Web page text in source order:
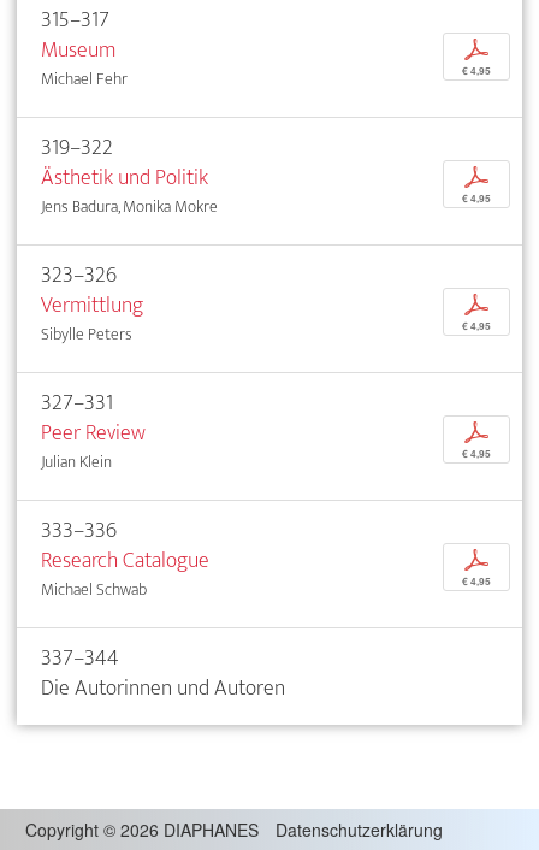
315–317
Museum
Michael Fehr
p
€ 4,95
319–322
Ästhetik und Politik
Jens Badura, Monika Mokre
p
€ 4,95
323–326
Vermittlung
Sibylle Peters
p
€ 4,95
327–331
Peer Review
Julian Klein
p
€ 4,95
333–336
Research Catalogue
Michael Schwab
p
€ 4,95
337–344
Die Autorinnen und Autoren
Copyright © 2026 DIAPHANES Datenschutzerklärung